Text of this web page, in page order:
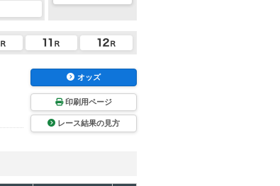
オッズ
印刷用ページ
レース結果の見方